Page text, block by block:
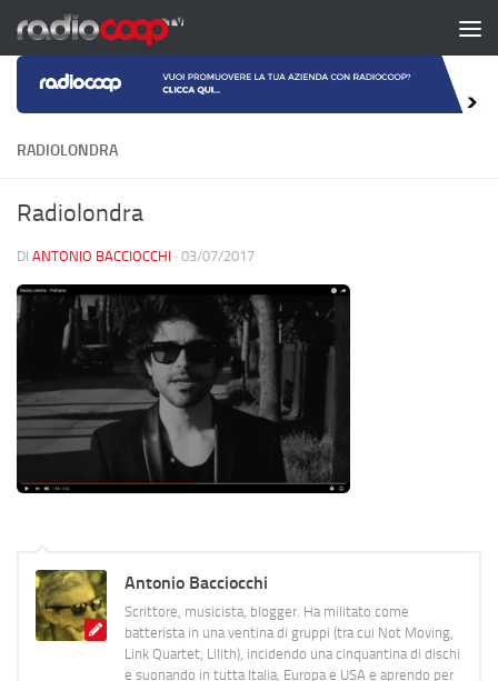
Salta al contenuto
RADIOLONDRA
Radiolondra
DI ANTONIO BACCIOCCHI · 03/07/2017
Antonio Bacciocchi
Scrittore, musicista, blogger. Ha militato come
batterista in una ventina di gruppi (tra cui Not Moving,
Link Quartet, Lilith), incidendo una cinquantina di dischi
e suonando in tutta Italia, Europa e USA e aprendo per